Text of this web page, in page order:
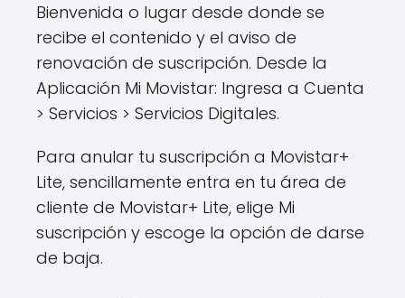
Bienvenida o lugar desde donde se
recibe el contenido y el aviso de
renovación de suscripción. Desde la
Aplicación Mi Movistar: Ingresa a Cuenta
> Servicios > Servicios Digitales.
Para anular tu suscripción a Movistar+
Lite, sencillamente entra en tu área de
cliente de Movistar+ Lite, elige Mi
suscripción y escoge la opción de darse
de baja.